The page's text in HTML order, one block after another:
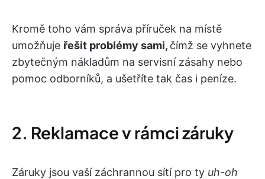
Kromě toho vám správa příruček na místě
umožňuje řešit problémy sami, čímž se vyhnete
zbytečným nákladům na servisní zásahy nebo
pomoc odborníků, a ušetříte tak čas i peníze.
2. Reklamace v rámci záruky
Záruky jsou vaší záchrannou sítí pro ty uh-oh